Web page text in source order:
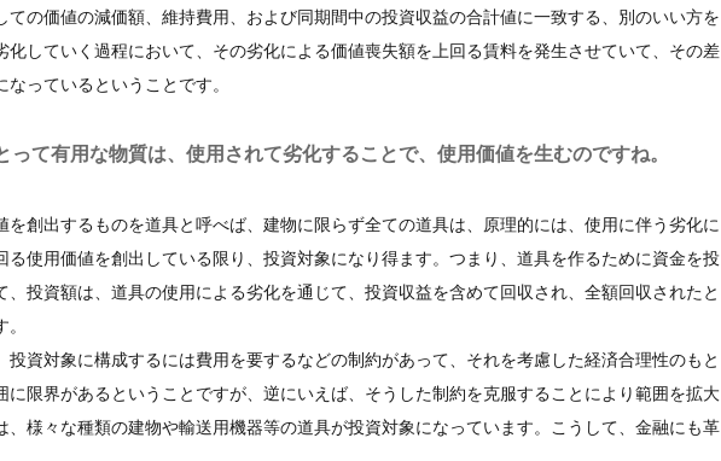
の価値の減価額、維持費用、および同期間中の投資収益の合計値に一致する、別のいい方を
していく過程において、その劣化による価値喪失額を上回る賃料を発生させていて、その差
っているということです。
て有用な物質は、使用されて劣化することで、使用価値を生むのですね。
創出するものを道具と呼べば、建物に限らず全ての道具は、原理的には、使用に伴う劣化に
る使用価値を創出している限り、投資対象になり得ます。つまり、道具を作るために資金を投
、投資額は、道具の使用による劣化を通じて、投資収益を含めて回収され、全額回収されたと
資対象に構成するには費用を要するなどの制約があって、それを考慮した経済合理性のもと
に限界があるということですが、逆にいえば、そうした制約を克服することにより範囲を拡大
、様々な種類の建物や輸送用機器等の道具が投資対象になっています。こうして、金融にも革